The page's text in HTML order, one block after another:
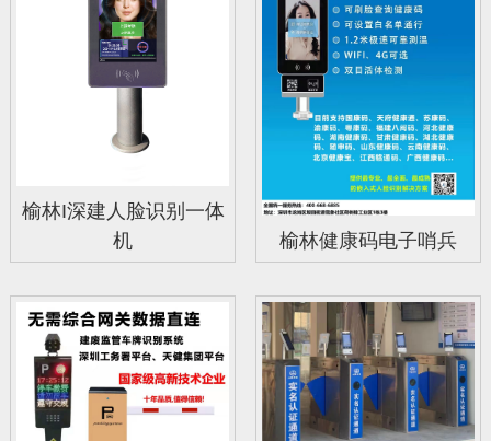
榆林I深建人脸识别一体
机
榆林健康码电子哨兵